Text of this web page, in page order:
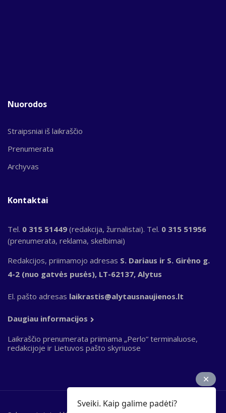
Nuorodos
Straipsniai iš laikraščio
Prenumerata
Archyvas
Kontaktai
Tel. 0 315 51449 (redakcija, žurnalistai). Tel. 0 315 51956
(prenumerata, reklama, skelbimai)
Redakcijos, priimamojo adresas S. Dariaus ir S. Girėno g.
4-2 (nuo gatvės pusės), LT-62137, Alytus
El. pašto adresas laikrastis@alytausnaujienos.lt
Daugiau informacijos
Laikraščio prenumerata priimama „Perlo“ terminaluose,
redakcijoje ir Lietuvos pašto skyriuose
Sveiki. Kaip galime padėti?